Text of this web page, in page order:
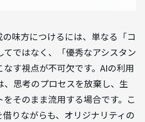
味方につけるには、単なる「コ
てではなく、「優秀なアシスタン
なす視点が不可欠です。AIの利用
、思考のプロセスを放棄し、生
そのまま流用する場合です。こ
借りながらも、オリジナリティの